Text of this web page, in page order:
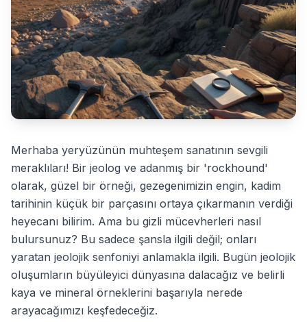
Merhaba yeryüzünün muhteşem sanatının sevgili
meraklıları! Bir jeolog ve adanmış bir 'rockhound'
olarak, güzel bir örneği, gezegenimizin engin, kadim
tarihinin küçük bir parçasını ortaya çıkarmanın verdiği
heyecanı bilirim. Ama bu gizli mücevherleri nasıl
bulursunuz? Bu sadece şansla ilgili değil; onları
yaratan jeolojik senfoniyi anlamakla ilgili. Bugün jeolojik
oluşumların büyüleyici dünyasına dalacağız ve belirli
kaya ve mineral örneklerini başarıyla nerede
arayacağımızı keşfedeceğiz.